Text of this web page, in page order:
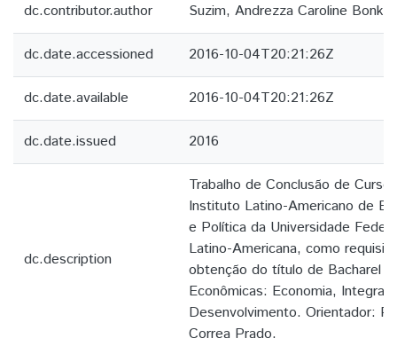
dc.contributor.author Suzim, Andrezza Caroline
dc.date.accessioned 2016-10-04T20:21:26Z
dc.date.available 2016-10-04T20:21:26Z
dc.date.issued 2016
dc.description
Trabalho de Conclusão de
Instituto Latino-Americano de
e Política da Universidade
Latino-Americana, como
obtenção do título de Bacharel
Econômicas: Economia,
Desenvolvimento. Orientador:
Correa Prado.